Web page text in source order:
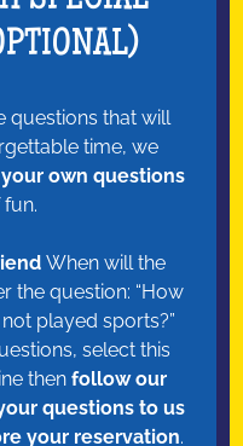
questions that will
time, we
own questions
When will the
the question: “How
played sports?”
select this
then follow our
questions to us
your reservation.